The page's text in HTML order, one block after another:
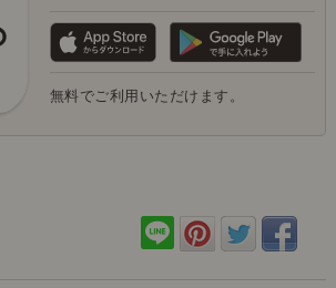
無料でご利用いただけます。